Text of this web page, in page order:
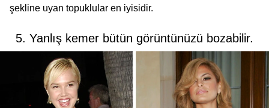
şekline uyan topuklular en iyisidir.
5. Yanlış kemer bütün görüntünüzü bozabilir.